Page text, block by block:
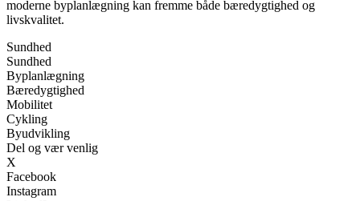
moderne byplanlægning kan fremme både bæredygtighed og
livskvalitet.
Sundhed
Sundhed
Byplanlægning
Bæredygtighed
Mobilitet
Cykling
Byudvikling
Del og vær venlig
X
Facebook
Instagram